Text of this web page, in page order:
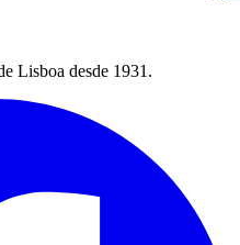
Lisboa desde 1931.